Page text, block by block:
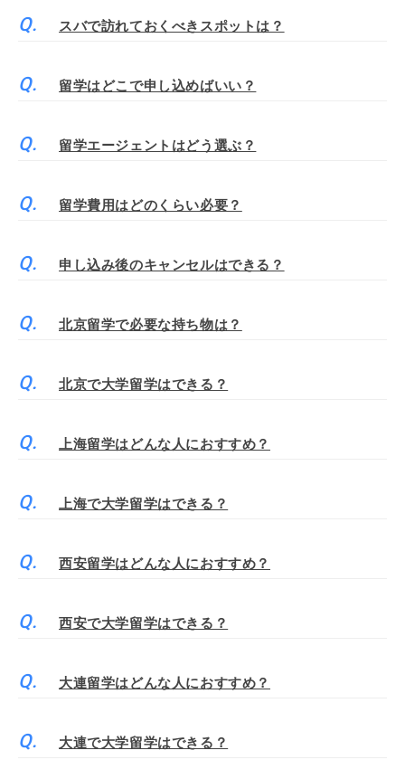
スバで訪れておくべきスポットは？
留学はどこで申し込めばいい？
留学エージェントはどう選ぶ？
留学費用はどのくらい必要？
申し込み後のキャンセルはできる？
北京留学で必要な持ち物は？
北京で大学留学はできる？
上海留学はどんな人におすすめ？
上海で大学留学はできる？
西安留学はどんな人におすすめ？
西安で大学留学はできる？
大連留学はどんな人におすすめ？
大連で大学留学はできる？